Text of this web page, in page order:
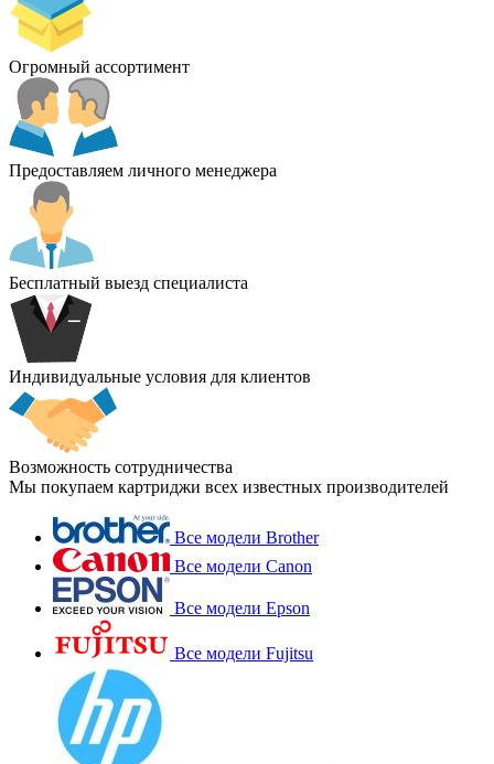
Огромный ассортимент
Предоставляем личного менеджера
Бесплатный выезд специалиста
Индивидуальные условия для клиентов
Возможность сотрудничества
Мы покупаем картриджи всех известных производителей
Все модели Brother
Все модели Canon
Все модели Epson
Все модели Fujitsu